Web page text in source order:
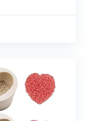
Voor
en